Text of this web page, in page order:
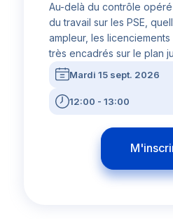
Au-delà du contrôle opéré
du travail sur les PSE,
ampleur, les
très encadrés sur le plan
Mardi 15 sept. 2026
12:00 - 13:00